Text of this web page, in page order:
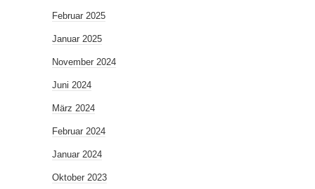
Februar 2025
Januar 2025
November 2024
Juni 2024
März 2024
Februar 2024
Januar 2024
Oktober 2023